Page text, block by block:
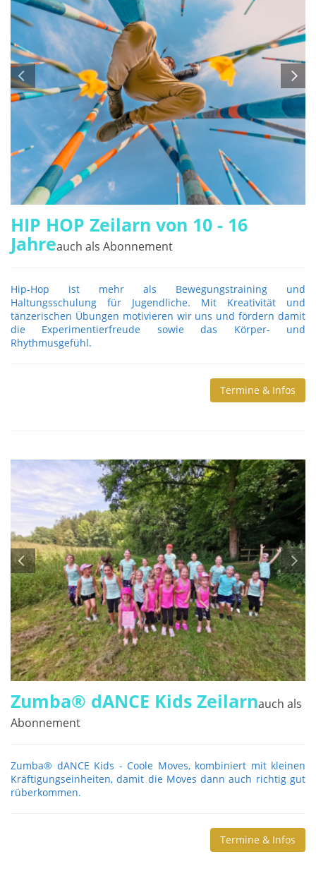
HIP HOP Zeilarn von 10 - 16
Jahreauch als Abonnement
Hip-Hop ist mehr als Bewegungstraining und
Haltungsschulung für Jugendliche. Mit Kreativität und
tänzerischen Übungen motivieren wir uns und fördern damit
die Experimentierfreude sowie das Körper- und
Rhythmusgefühl.
Termine & Infos
Zumba® dANCE Kids Zeilarnauch als
Abonnement
Zumba® dANCE Kids - Coole Moves, kombiniert mit kleinen
Kräftigungseinheiten, damit die Moves dann auch richtig gut
rüberkommen.
Termine & Infos